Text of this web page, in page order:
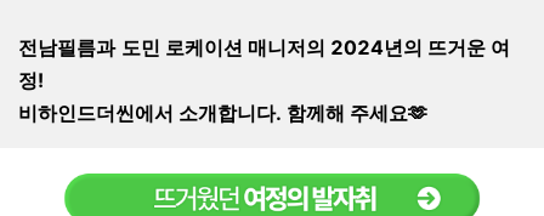
전남필름과 도민 로케이션 매니저의 2024년의 뜨거운 여
정!
비하인드더씬에서 소개합니다. 함께해 주세요🫶